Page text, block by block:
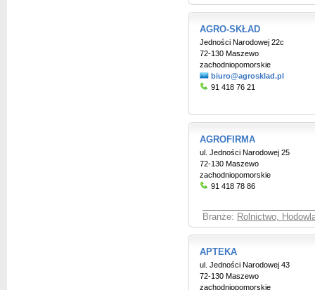
AGRO-SKŁAD
Jedności Narodowej 22c
72-130 Maszewo
zachodniopomorskie
biuro@agrosklad.pl
91 418 76 21
AGROFIRMA
ul. Jedności Narodowej 25
72-130 Maszewo
zachodniopomorskie
91 418 78 86
Branże: Rolnictwo,
APTEKA
ul. Jedności Narodowej 43
72-130 Maszewo
zachodniopomorskie